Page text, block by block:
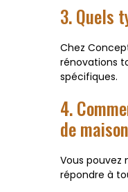
3. Quels
Chez
rénovations
spécifiques.
4.
de
Vous pouvez
répondre à